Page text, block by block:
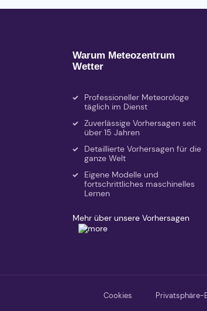
Warum Meteozentrum
Wetter
Professioneller Meteorologe
täglich im Dienst
Zuverlässige Vorhersagen seit
über 15 Jahren
Detaillierte Vorhersagen für die
ganze Welt
Eigene Modelle und
fortschrittliches maschinelles
Lernen
Mehr über unsere Vorhersagen
Cookies Privatsphäre-